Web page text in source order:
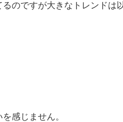
のですが大きなトレンドは
感じません。